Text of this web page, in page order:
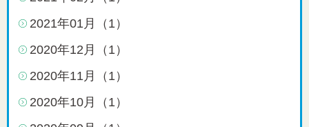
2021年01月（1）
2020年12月（1）
2020年11月（1）
2020年10月（1）